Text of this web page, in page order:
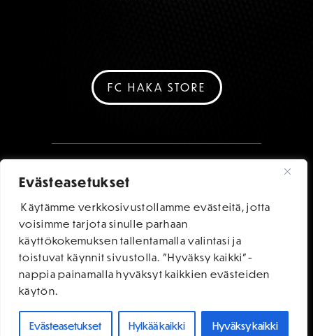
Evästeasetukset
Käytämme verkkosivustollamme evästeitä, jotta
voisimme tarjota sinulle parhaan
käyttökokemuksen tallentamalla valintasi ja
toistuvat käynnit sivustolla. "Hyväksy kaikki"-
nappia painamalla hyväksyt kaikkien evästeiden
käytön.
Evästeasetukset Hylkää kaikki Hyväksy kaikki
FC HAKA STORE